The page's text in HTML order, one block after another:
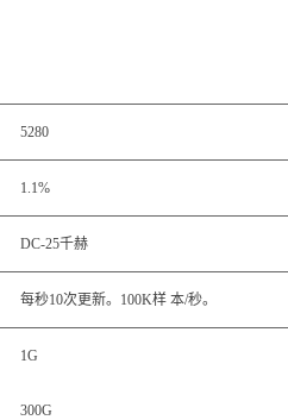
5280
1.1%
DC-25千赫
每秒10次更新。100K样 本/秒。
1G
300G